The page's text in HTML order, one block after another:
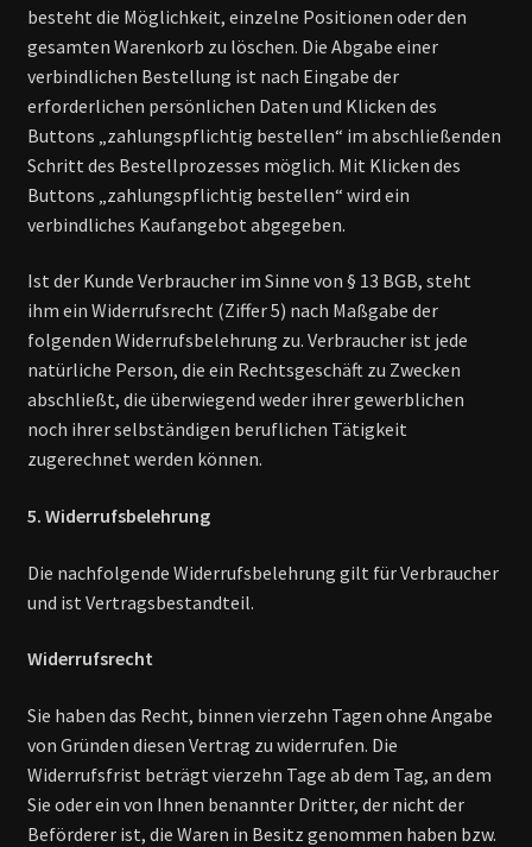
besteht die Möglichkeit, einzelne Positionen oder den
gesamten Warenkorb zu löschen. Die Abgabe einer
verbindlichen Bestellung ist nach Eingabe der
erforderlichen persönlichen Daten und Klicken des
Buttons „zahlungspflichtig bestellen“ im abschließenden
Schritt des Bestellprozesses möglich. Mit Klicken des
Buttons „zahlungspflichtig bestellen“ wird ein
verbindliches Kaufangebot abgegeben.
Ist der Kunde Verbraucher im Sinne von § 13 BGB, steht
ihm ein Widerrufsrecht (Ziffer 5) nach Maßgabe der
folgenden Widerrufsbelehrung zu. Verbraucher ist jede
natürliche Person, die ein Rechtsgeschäft zu Zwecken
abschließt, die überwiegend weder ihrer gewerblichen
noch ihrer selbständigen beruflichen Tätigkeit
zugerechnet werden können.
5. Widerrufsbelehrung
Die nachfolgende Widerrufsbelehrung gilt für Verbraucher
und ist Vertragsbestandteil.
Widerrufsrecht
Sie haben das Recht, binnen vierzehn Tagen ohne Angabe
von Gründen diesen Vertrag zu widerrufen. Die
Widerrufsfrist beträgt vierzehn Tage ab dem Tag, an dem
Sie oder ein von Ihnen benannter Dritter, der nicht der
Beförderer ist, die Waren in Besitz genommen haben bzw.